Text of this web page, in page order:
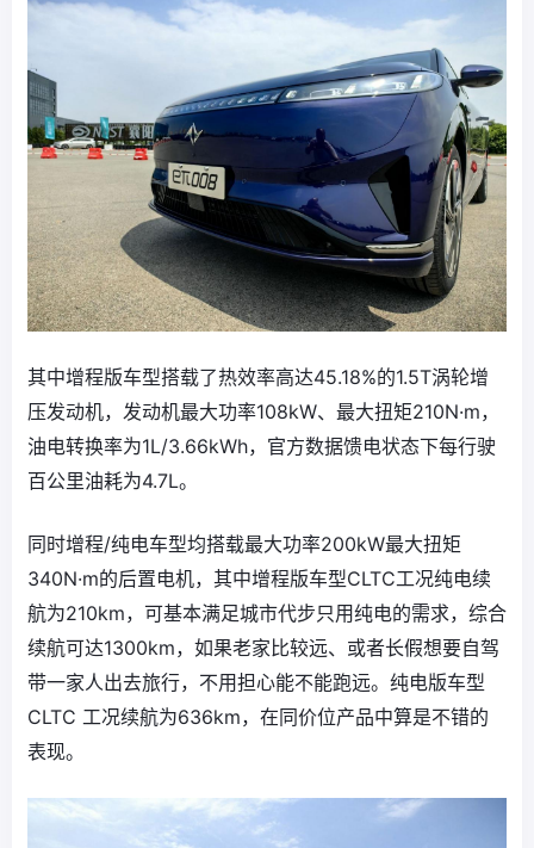
其中增程版车型搭载了热效率高达45.18%的1.5T涡轮增
压发动机，发动机最大功率108kW、最大扭矩210N·m，
油电转换率为1L/3.66kWh，官方数据馈电状态下每行驶
百公里油耗为4.7L。
同时增程/纯电车型均搭载最大功率200kW最大扭矩
340N·m的后置电机，其中增程版车型CLTC工况纯电续
航为210km，可基本满足城市代步只用纯电的需求，综合
续航可达1300km，如果老家比较远、或者长假想要自驾
带一家人出去旅行，不用担心能不能跑远。纯电版车型
CLTC 工况续航为636km，在同价位产品中算是不错的
表现。